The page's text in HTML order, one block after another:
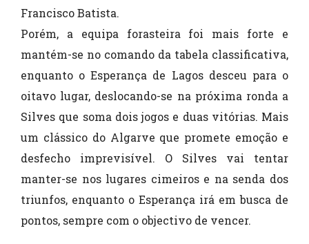
Francisco Batista.
Porém, a equipa forasteira foi mais forte e
mantém-se no comando da tabela classificativa,
enquanto o Esperança de Lagos desceu para o
oitavo lugar, deslocando-se na próxima ronda a
Silves que soma dois jogos e duas vitórias. Mais
um clássico do Algarve que promete emoção e
desfecho imprevisível. O Silves vai tentar
manter-se nos lugares cimeiros e na senda dos
triunfos, enquanto o Esperança irá em busca de
pontos, sempre com o objectivo de vencer.